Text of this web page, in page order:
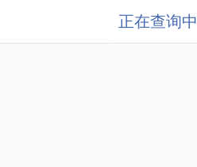
正在查询中